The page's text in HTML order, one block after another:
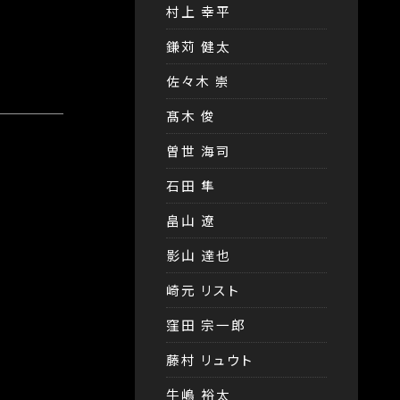
村上 幸平
鎌苅 健太
佐々木 崇
髙木 俊
曽世 海司
石田 隼
畠山 遼
影山 達也
崎元 リスト
窪田 宗一郎
藤村 リュウト
牛嶋 裕太